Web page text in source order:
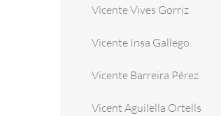
Vicente Vives Gorriz
Vicente Insa Gallego
Vicente Barreira Pérez
Vicent Aguilella Ortells